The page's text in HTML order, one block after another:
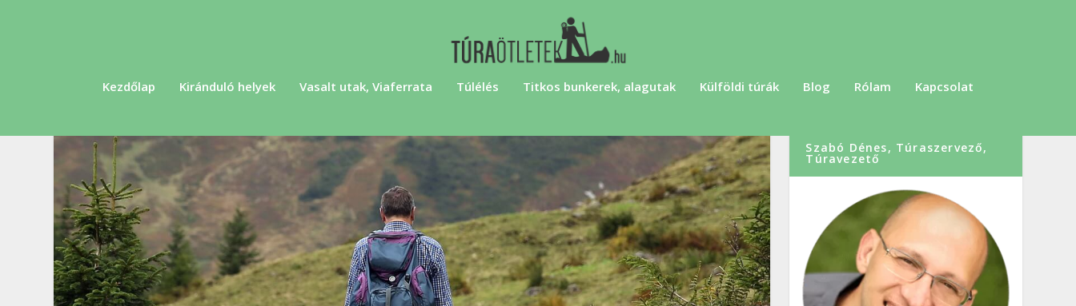
Kezdőlap Kiránduló helyek Vasalt utak, Viaferrata Túlélés Titkos bunkerek, alagutak Külföldi túrák Blog Rólam Kapcsolat
Szabó Dénes, Túraszervező,
Túravezető